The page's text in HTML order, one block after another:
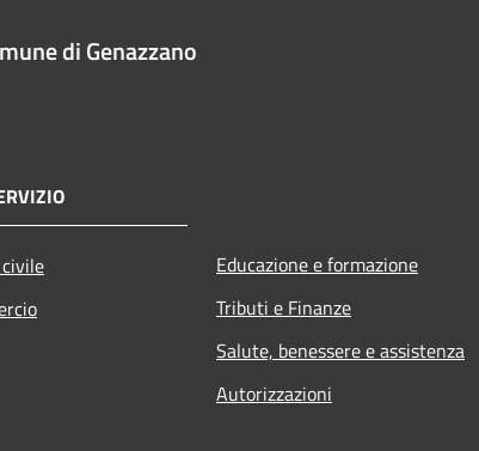
di Genazzano
Educazione e formazione
Tributi e Finanze
Salute, benessere e assistenza
Autorizzazioni